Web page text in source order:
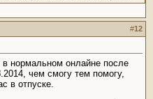
#12
в нормальном онлайне после
чем смогу тем помогу,
в отпуске.